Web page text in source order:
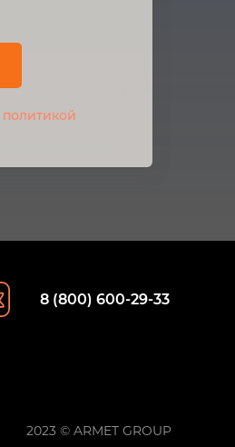
политикой
2023 © ARMET GROUP
8 (800) 600-29-33